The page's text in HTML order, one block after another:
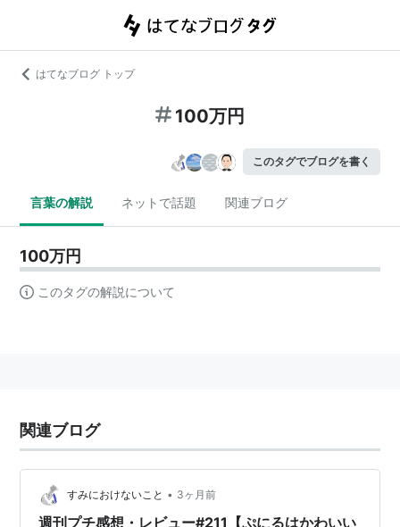
はてなブログ トップ
100万円
このタグでブログを書く
言葉の解説 ネットで話題 関連ブログ
100万円
このタグの解説について
関連ブログ
すみにおけないこと • 3ヶ月前
週刊プチ感想・レビュー#211【ぷにるはかわいい